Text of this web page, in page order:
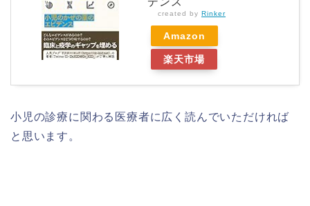
created by Rinker
Amazon
楽天市場
小児の診療に関わる医療者に広く読んでいただければ
と思います。